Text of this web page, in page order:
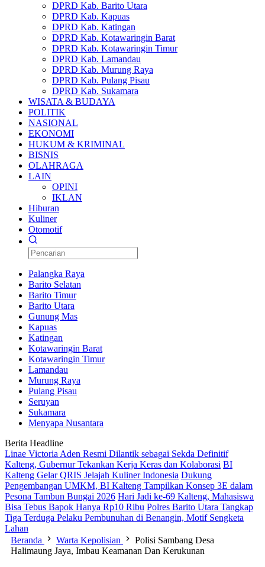
DPRD Kab. Barito Utara
DPRD Kab. Kapuas
DPRD Kab. Katingan
DPRD Kab. Kotawaringin Barat
DPRD Kab. Kotawaringin Timur
DPRD Kab. Lamandau
DPRD Kab. Murung Raya
DPRD Kab. Pulang Pisau
DPRD Kab. Sukamara
WISATA & BUDAYA
POLITIK
NASIONAL
EKONOMI
HUKUM & KRIMINAL
BISNIS
OLAHRAGA
LAIN
OPINI
IKLAN
Hiburan
Kuliner
Otomotif
Palangka Raya
Barito Selatan
Barito Timur
Barito Utara
Gunung Mas
Kapuas
Katingan
Kotawaringin Barat
Kotawaringin Timur
Lamandau
Murung Raya
Pulang Pisau
Seruyan
Sukamara
Menyapa Nusantara
Berita Headline
Linae Victoria Aden Resmi Dilantik sebagai Sekda Definitif
Kalteng, Gubernur Tekankan Kerja Keras dan Kolaborasi BI
Kalteng Gelar QRIS Jelajah Kuliner Indonesia Dukung
Pengembangan UMKM, BI Kalteng Tampilkan Konsep 3E dalam
Pesona Tambun Bungai 2026 Hari Jadi ke-69 Kalteng, Mahasiswa
Bisa Tebus Bapok Hanya Rp10 Ribu Polres Barito Utara Tangkap
Tiga Terduga Pelaku Pembunuhan di Benangin, Motif Sengketa
Lahan
Beranda
Warta Kepolisian
Polisi Sambang Desa
Halimaung Jaya, Imbau Keamanan Dan Kerukunan